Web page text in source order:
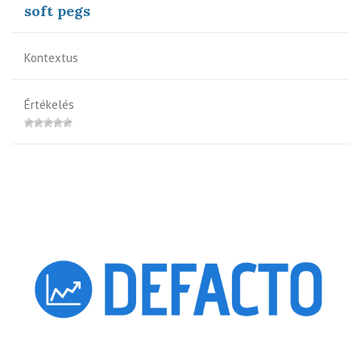
soft pegs
Kontextus
Értékelés